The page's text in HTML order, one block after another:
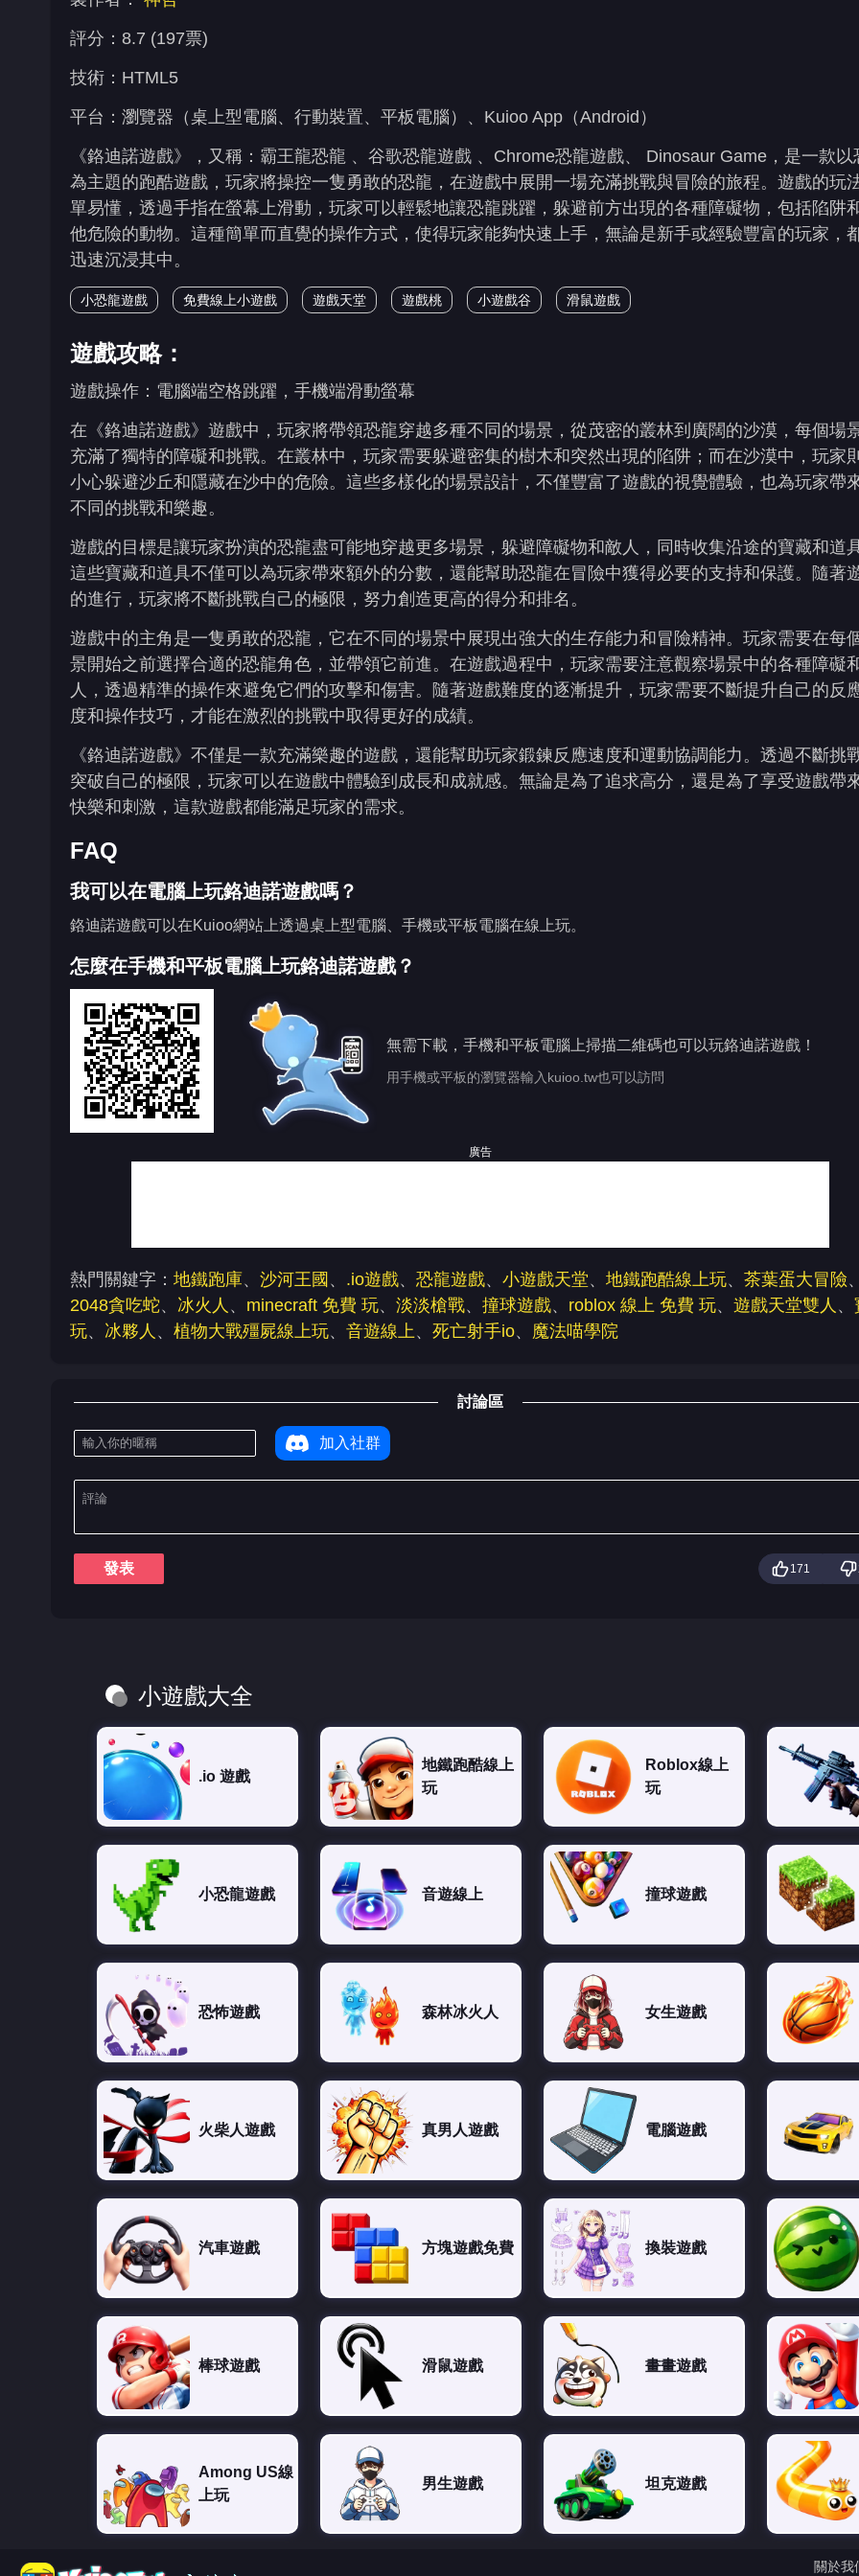
評分：8.7 (197票)
技術：HTML5
平台：瀏覽器（桌上型電腦、行動裝置、平板電腦）、Kuioo App（Android）
《鉻迪諾遊戲》，又稱：霸王龍恐龍 、谷歌恐龍遊戲 、Chrome恐龍遊戲、 Dinosaur Game，是一款以
為主題的跑酷遊戲，玩家將操控一隻勇敢的恐龍，在遊戲中展開一場充滿挑戰與冒險的旅程。遊戲的玩
單易懂，透過手指在螢幕上滑動，玩家可以輕鬆地讓恐龍跳躍，躲避前方出現的各種障礙物，包括陷阱
他危險的動物。這種簡單而直覺的操作方式，使得玩家能夠快速上手，無論是新手或經驗豐富的玩家，
迅速沉浸其中。
小恐龍遊戲 免費線上小遊戲 遊戲天堂 遊戲桃 小遊戲谷 滑鼠遊戲
遊戲攻略：
遊戲操作：電腦端空格跳躍，手機端滑動螢幕
在《鉻迪諾遊戲》遊戲中，玩家將帶領恐龍穿越多種不同的場景，從茂密的叢林到廣闊的沙漠，每個場
充滿了獨特的障礙和挑戰。在叢林中，玩家需要躲避密集的樹木和突然出現的陷阱；而在沙漠中，玩家
小心躲避沙丘和隱藏在沙中的危險。這些多樣化的場景設計，不僅豐富了遊戲的視覺體驗，也為玩家帶
不同的挑戰和樂趣。
遊戲的目標是讓玩家扮演的恐龍盡可能地穿越更多場景，躲避障礙物和敵人，同時收集沿途的寶藏和道
這些寶藏和道具不僅可以為玩家帶來額外的分數，還能幫助恐龍在冒險中獲得必要的支持和保護。隨著
的進行，玩家將不斷挑戰自己的極限，努力創造更高的得分和排名。
遊戲中的主角是一隻勇敢的恐龍，它在不同的場景中展現出強大的生存能力和冒險精神。玩家需要在每
景開始之前選擇合適的恐龍角色，並帶領它前進。在遊戲過程中，玩家需要注意觀察場景中的各種障礙
人，透過精準的操作來避免它們的攻擊和傷害。隨著遊戲難度的逐漸提升，玩家需要不斷提升自己的反
度和操作技巧，才能在激烈的挑戰中取得更好的成績。
《鉻迪諾遊戲》不僅是一款充滿樂趣的遊戲，還能幫助玩家鍛鍊反應速度和運動協調能力。透過不斷挑
突破自己的極限，玩家可以在遊戲中體驗到成長和成就感。無論是為了追求高分，還是為了享受遊戲帶
快樂和刺激，這款遊戲都能滿足玩家的需求。
FAQ
我可以在電腦上玩鉻迪諾遊戲嗎？
鉻迪諾遊戲可以在Kuioo網站上透過桌上型電腦、手機或平板電腦在線上玩。
怎麼在手機和平板電腦上玩鉻迪諾遊戲？
無需下載，手機和平板電腦上掃描二維碼也可以玩鉻迪諾遊戲！
用手機或平板的瀏覽器輸入kuioo.tw也可以訪問
廣告
熱門關鍵字： 地鐵跑庫、 沙河王國 、 .io遊戲、 恐龍遊戲、 小遊戲天堂、 地鐵跑酷線上玩、 茶葉蛋大冒險
2048貪吃蛇、 冰火人 、 minecraft 免費 玩、 淡淡槍戰、 撞球遊戲、 roblox 線上 免費 玩、 遊戲天堂雙人 、
玩、 冰夥人 、 植物大戰殭屍線上玩、 音遊線上、 死亡射手io、 魔法喵學院
討論區
加入社群
發表 171
小遊戲大全
.io 遊戲
地鐵跑酷線上
玩
Roblox線上
玩
小恐龍遊戲 音遊線上 撞球遊戲
恐怖遊戲 森林冰火人 女生遊戲
火柴人遊戲 真男人遊戲 電腦遊戲
汽車遊戲 方塊遊戲免費 換裝遊戲
棒球遊戲 滑鼠遊戲 畫畫遊戲
Among US線
上玩
男生遊戲 坦克遊戲
關於我